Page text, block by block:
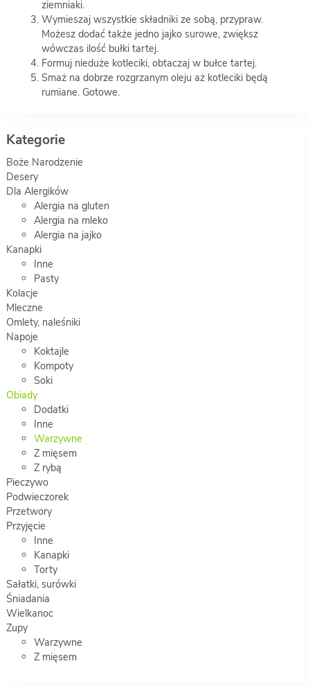
ziemniaki.
Wymieszaj wszystkie składniki ze sobą, przypraw.
Możesz dodać także jedno jajko surowe, zwiększ
wówczas ilość bułki tartej.
Formuj nieduże kotleciki, obtaczaj w bułce tartej.
Smaż na dobrze rozgrzanym oleju aż kotleciki będą
rumiane. Gotowe.
Kategorie
Boże Narodzenie
Desery
Dla Alergików
Alergia na gluten
Alergia na mleko
Alergia na jajko
Kanapki
Inne
Pasty
Kolacje
Mleczne
Omlety, naleśniki
Napoje
Koktajle
Kompoty
Soki
Obiady
Dodatki
Inne
Warzywne
Z mięsem
Z rybą
Pieczywo
Podwieczorek
Przetwory
Przyjęcie
Inne
Kanapki
Torty
Sałatki, surówki
Śniadania
Wielkanoc
Zupy
Warzywne
Z mięsem